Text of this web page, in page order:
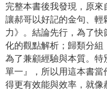
完整本書後我發現，原
讓郝哥以好記的金句、
力》。結論先行，為了
化的觀點解析；歸類分組
為了兼顧經驗與本質。
單一』，所以用這本書
得更有效能與效率，就